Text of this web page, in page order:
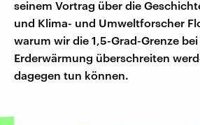
seinem Vortrag über die
und Klima- und Umweltforscher
warum wir die 1,5-Grad-Grenze
Erderwärmung überschreiten
dagegen tun können.